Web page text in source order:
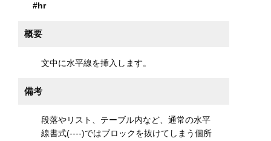
#hr
概要
文中に水平線を挿入します。
備考
段落やリスト、テーブル内など、通常の水平
線書式(----)ではブロックを抜けてしまう個所